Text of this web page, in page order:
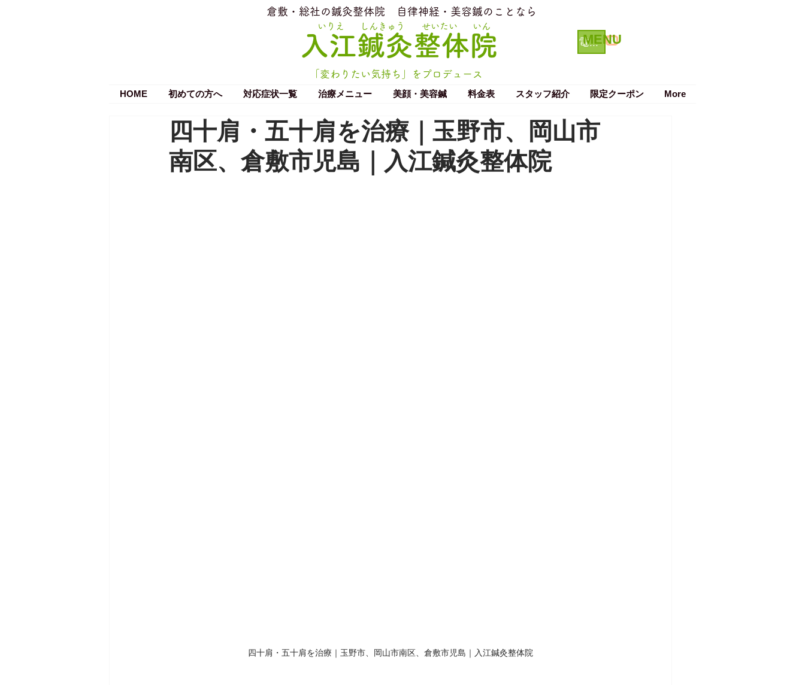
いりえ
​倉敷・総社の鍼灸整体院 ​自律神経・美容鍼のことなら
​入江鍼灸整体院
せいたい
しんきゅう いん
電話で予約する クーポン
MENU
「変わりたい気持ち」をプロデュース
HOME
初めての方へ 対応症状一覧 治療メニュー 美顔・美容鍼 料金表 スタッフ紹介 限定クーポン More
四十肩・五十肩を治療｜玉野市、岡山市
南区、倉敷市児島｜入江鍼灸整体院
四十肩・五十肩を治療｜玉野市、岡山市南区、倉敷市児島｜入江鍼灸整体院